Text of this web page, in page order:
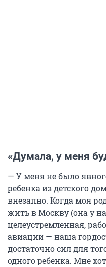
«Думала, у меня
— У меня не было
ребенка из детского
внезапно. Когда моя
жить в Москву (она у
целеустремленная,
авиации — наша
достаточно сил для
одного ребенка. Мне